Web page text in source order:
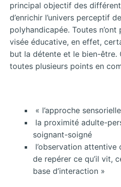
principal objectif des
d’enrichir l’univers perceptif
polyhandicapée. Toutes
visée éducative, en effet,
but la détente et le bien-être.
toutes plusieurs points en
« l’approche
la proximité adulte-
soignant-soigné
l’observation attentive
de repérer ce qu’il vit,
base d’interaction »